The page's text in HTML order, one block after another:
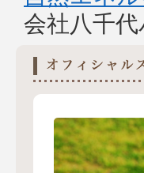
会社八千